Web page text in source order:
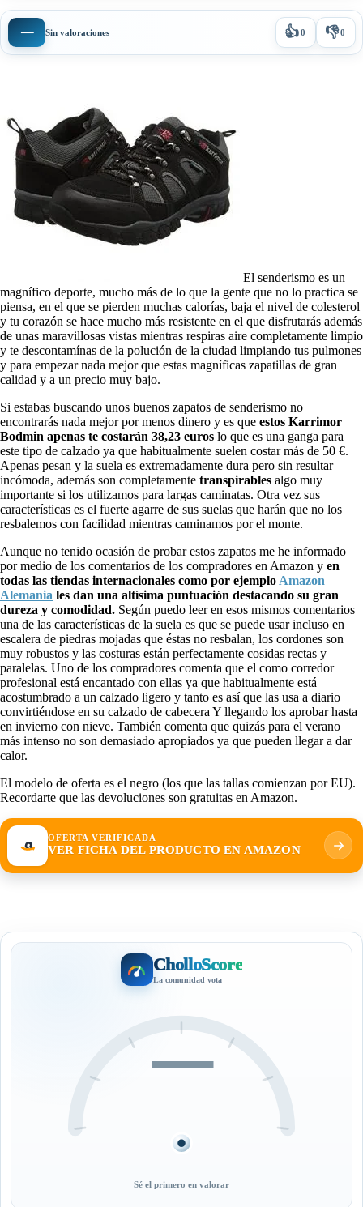
— Sin valoraciones 👍0 👎0
El senderismo es un
magnífico deporte, mucho más de lo que la gente que no lo practica se
piensa, en el que se pierden muchas calorías, baja el nivel de colesterol
y tu corazón se hace mucho más resistente en el que disfrutarás además
de unas maravillosas vistas mientras respiras aire completamente limpio
y te descontamínas de la polución de la ciudad limpiando tus pulmones
y para empezar nada mejor que estas magníficas zapatillas de gran
calidad y a un precio muy bajo.
Si estabas buscando unos buenos zapatos de senderismo no
encontrarás nada mejor por menos dinero y es que estos Karrimor
Bodmin apenas te costarán 38,23 euros lo que es una ganga para
este tipo de calzado ya que habitualmente suelen costar más de 50 €.
Apenas pesan y la suela es extremadamente dura pero sin resultar
incómoda, además son completamente transpirables algo muy
importante si los utilizamos para largas caminatas. Otra vez sus
características es el fuerte agarre de sus suelas que harán que no los
resbalemos con facilidad mientras caminamos por el monte.
Aunque no tenido ocasión de probar estos zapatos me he informado
por medio de los comentarios de los compradores en Amazon y en
todas las tiendas internacionales como por ejemplo Amazon
Alemania les dan una altísima puntuación destacando su gran
dureza y comodidad. Según puedo leer en esos mismos comentarios
una de las características de la suela es que se puede usar incluso en
escalera de piedras mojadas que éstas no resbalan, los cordones son
muy robustos y las costuras están perfectamente cosidas rectas y
paralelas. Uno de los compradores comenta que el como corredor
profesional está encantado con ellas ya que habitualmente está
acostumbrado a un calzado ligero y tanto es así que las usa a diario
convirtiéndose en su calzado de cabecera Y llegando los aprobar hasta
en invierno con nieve. También comenta que quizás para el verano
más intenso no son demasiado apropiados ya que pueden llegar a dar
calor.
El modelo de oferta es el negro (los que las tallas comienzan por EU).
Recordarte que las devoluciones son gratuitas en Amazon.
OFERTA VERIFICADA
VER FICHA DEL PRODUCTO EN AMAZON
CholloScore
La comunidad vota
—
Sé el primero en valorar